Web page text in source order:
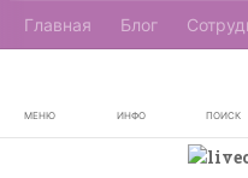
Главная Блог
МЕНЮ ИНФО ПОИСК